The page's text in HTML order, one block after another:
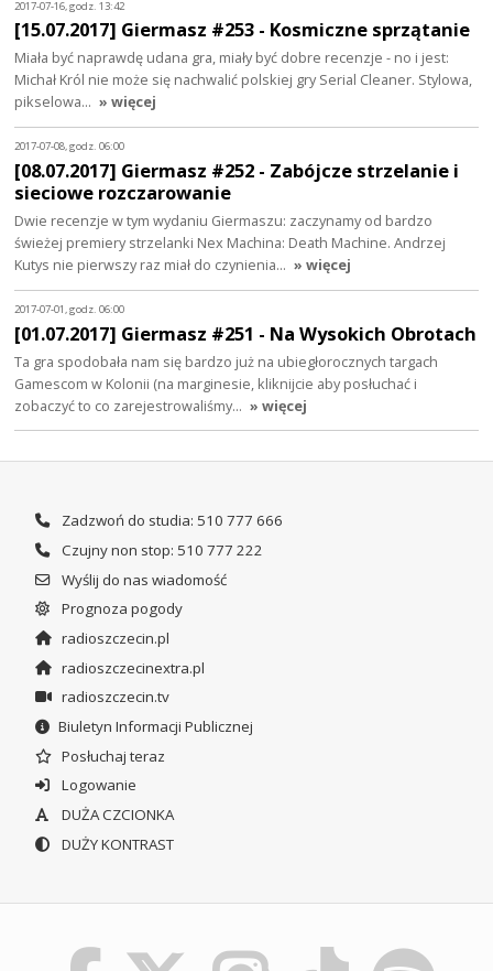
2017-07-16, godz. 13:42
[15.07.2017] Giermasz #253 - Kosmiczne sprzątanie
Miała być naprawdę udana gra, miały być dobre recenzje - no i jest:
Michał Król nie może się nachwalić polskiej gry Serial Cleaner. Stylowa,
pikselowa… » więcej
2017-07-08, godz. 06:00
[08.07.2017] Giermasz #252 - Zabójcze strzelanie i
sieciowe rozczarowanie
Dwie recenzje w tym wydaniu Giermaszu: zaczynamy od bardzo
świeżej premiery strzelanki Nex Machina: Death Machine. Andrzej
Kutys nie pierwszy raz miał do czynienia… » więcej
2017-07-01, godz. 06:00
[01.07.2017] Giermasz #251 - Na Wysokich Obrotach
Ta gra spodobała nam się bardzo już na ubiegłorocznych targach
Gamescom w Kolonii (na marginesie, kliknijcie aby posłuchać i
zobaczyć to co zarejestrowaliśmy… » więcej
Zadzwoń do studia: 510 777 666
Czujny non stop: 510 777 222
Wyślij do nas wiadomość
Prognoza pogody
radioszczecin.pl
radioszczecinextra.pl
radioszczecin.tv
Biuletyn Informacji Publicznej
Posłuchaj teraz
Logowanie
DUŻA CZCIONKA
DUŻY KONTRAST